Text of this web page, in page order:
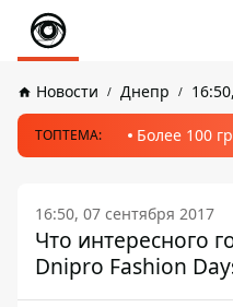
Новости Днепр
ТОПТЕМА: Более 100
16:50, 07 сентября 2017
Что интересного
Dnipro Fashion